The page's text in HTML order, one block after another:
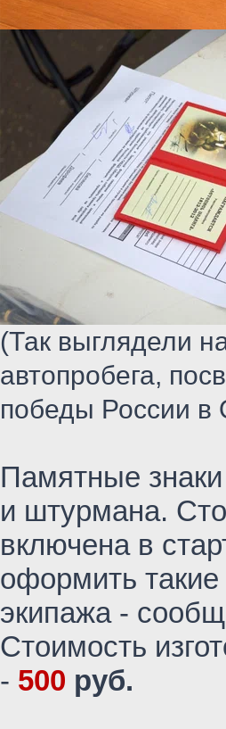
(Так выглядели
автопробега,
победы России в
Памятные
и штурмана.
включена в
оформить такие
экипажа -
Стоимость
- 500 руб.